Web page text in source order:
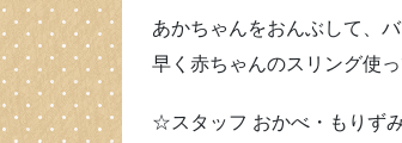
あかちゃんをおんぶして、
早く赤ちゃんのスリング使
☆スタッフ おかべ・もりず